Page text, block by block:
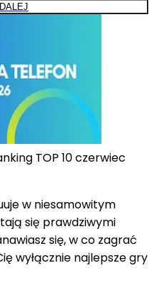
TOP 10 czerwiec
w niesamowitym
się prawdziwymi
się, w co zagrać
wyłącznie najlepsze gry